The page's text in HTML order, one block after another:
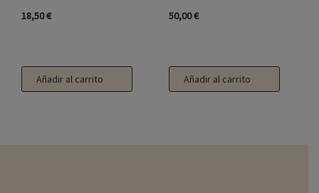
18,50€
Añadir al carrito
50,00€
Añadir al carrito